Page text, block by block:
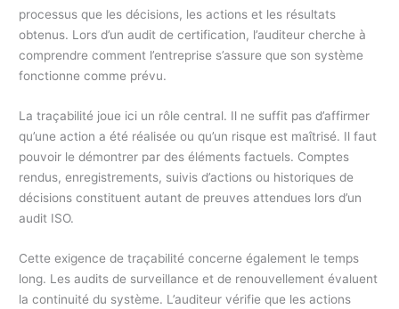
processus que les décisions, les actions et les résultats
obtenus. Lors d’un audit de certification, l’auditeur cherche à
comprendre comment l’entreprise s’assure que son système
fonctionne comme prévu.
La traçabilité joue ici un rôle central. Il ne suffit pas d’affirmer
qu’une action a été réalisée ou qu’un risque est maîtrisé. Il faut
pouvoir le démontrer par des éléments factuels. Comptes
rendus, enregistrements, suivis d’actions ou historiques de
décisions constituent autant de preuves attendues lors d’un
audit ISO.
Cette exigence de traçabilité concerne également le temps
long. Les audits de surveillance et de renouvellement évaluent
la continuité du système. L’auditeur vérifie que les actions